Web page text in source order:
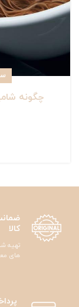
چگونه
کالا
تهیه
های